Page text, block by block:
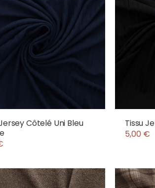
Côtelé Uni Bleu
Tissu
5,00 €